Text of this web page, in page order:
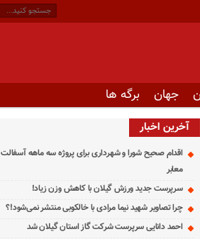
جهان برگه ها
آخرین اخبار
اقدام صحیح شورا و شهرداری برای پروژه سه ماهه آسفالت
معابر
سرپرست جدید ورزش گیلان با کاهش وزن زیاد!
چرا تصاویر شهید نیما مرادی با خالکوبی منتشر نمی‌شود!؟
احمد دانایی سرپرست شرکت گاز استان گیلان شد
casino
betting